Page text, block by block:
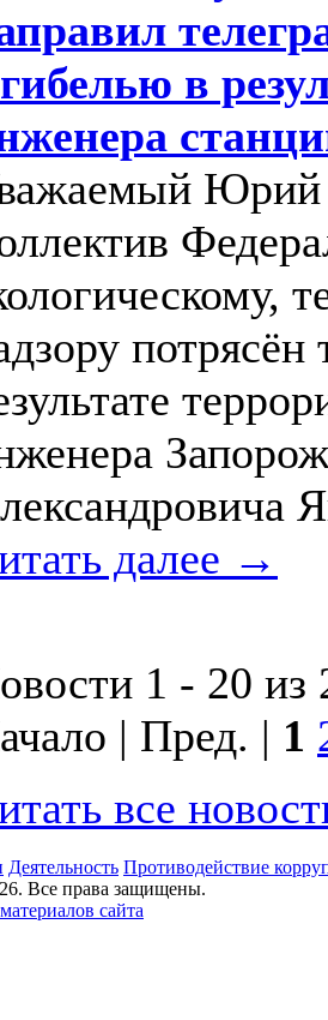
в
Юрий
потрясён
далее →
1 - 20 из
| Пред. | 1
все
Деятельность Противодействие
Все права защищены.
сайта